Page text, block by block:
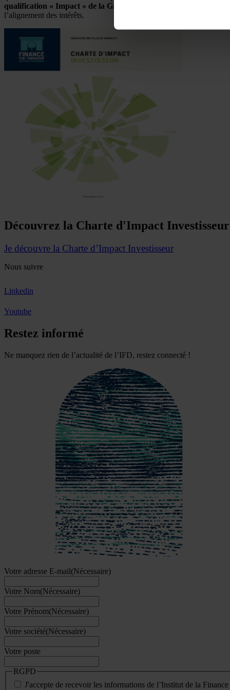
qualification « Impact » de la Grille sur le périmètre des fonds
l’alignement des intérêts.
Découvrez la Charte d'Impact Investisseur
Je découvre la Charte d’Impact Investisseur
Nous suivre
Linkedin
Youtube
Restez informé
Ne manquez rien de l’actualité de l’IFD, restez connecté !
Votre adresse E-mail(Nécessaire)
Votre Nom(Nécessaire)
Votre Prénom(Nécessaire)
Votre société(Nécessaire)
Votre poste
RGPD
J'accepte de recevoir les informations de l’Institut de la